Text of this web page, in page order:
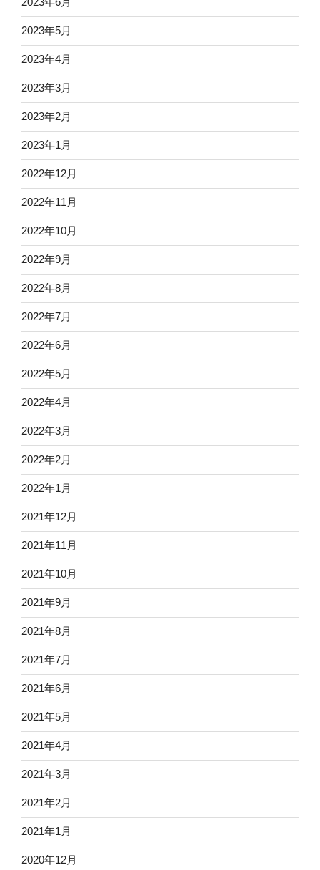
2023年5月
2023年4月
2023年3月
2023年2月
2023年1月
2022年12月
2022年11月
2022年10月
2022年9月
2022年8月
2022年7月
2022年6月
2022年5月
2022年4月
2022年3月
2022年2月
2022年1月
2021年12月
2021年11月
2021年10月
2021年9月
2021年8月
2021年7月
2021年6月
2021年5月
2021年4月
2021年3月
2021年2月
2021年1月
2020年12月